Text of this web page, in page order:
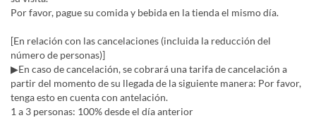
Por favor, pague su comida y bebida en la tienda el mismo día.
[En relación con las cancelaciones (incluida la reducción del
número de personas)]
▶En caso de cancelación, se cobrará una tarifa de cancelación a
partir del momento de su llegada de la siguiente manera: Por favor,
tenga esto en cuenta con antelación.
1 a 3 personas: 100% desde el día anterior